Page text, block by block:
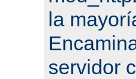
la
servidor